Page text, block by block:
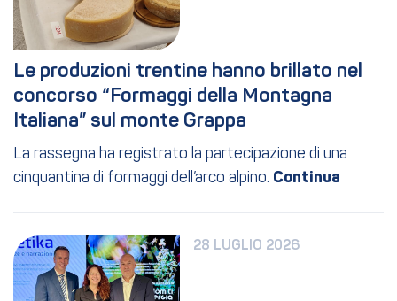
Le produzioni trentine hanno brillato nel
concorso “Formaggi della Montagna
Italiana” sul monte Grappa
La rassegna ha registrato la partecipazione di una
cinquantina di formaggi dell’arco alpino.
28 LUGLIO 2026